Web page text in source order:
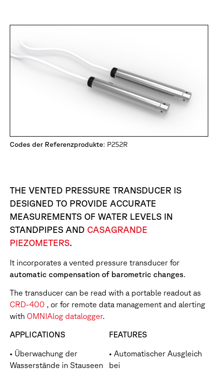
Codes der Referenzprodukte: P252R
THE VENTED PRESSURE TRANSDUCER IS
DESIGNED TO PROVIDE ACCURATE
MEASUREMENTS OF WATER LEVELS IN
STANDPIPES AND CASAGRANDE
PIEZOMETERS.
It incorporates a vented pressure transducer for
automatic compensation of barometric changes.
The transducer can be read with a portable readout as
CRD-400 , or for remote data management and alerting
with OMNIAlog datalogger.
APPLICATIONS
• Überwachung der
Wasserstände in Stauseen
FEATURES
• Automatischer Ausgleich
bei